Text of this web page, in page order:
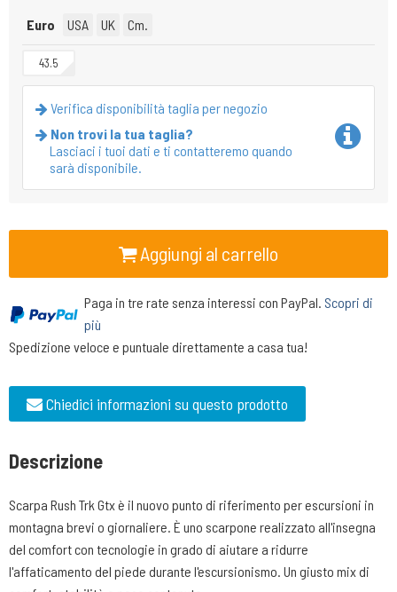
Euro USA UK Cm.
43.5
Verifica disponibilità taglia per negozio
Non trovi la tua taglia?
Lasciaci i tuoi dati e ti contatteremo quando
sarà disponibile.
Aggiungi al carrello
Paga in tre rate senza interessi con PayPal. Scopri di
più
Spedizione veloce e puntuale direttamente a casa tua!
Chiedici informazioni su questo prodotto
Descrizione
Scarpa Rush Trk Gtx è il nuovo punto di riferimento per escursioni in
montagna brevi o giornaliere. È uno scarpone realizzato all'insegna
del comfort con tecnologie in grado di aiutare a ridurre
l'affaticamento del piede durante l'escursionismo. Un giusto mix di